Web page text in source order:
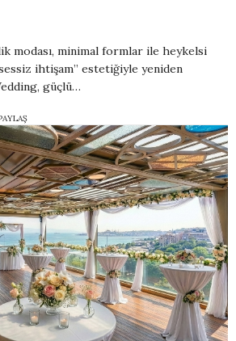
modası, minimal formlar ile heykelsi
ihtişam” estetiğiyle yeniden
güçlü…